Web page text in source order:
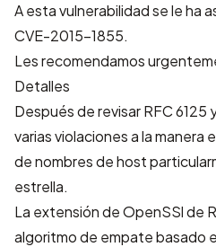
A esta vulnerabilidad se le ha
CVE-2015-1855.
Les recomendamos
Detalles
Después de revisarRFC 6125
varias violaciones a la manera
de nombres de host
estrella.
La extensión de OpenSSl de
algoritmo de empate basado